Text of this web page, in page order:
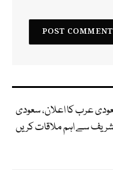
عرب کا اعلان، سعودی
شریف سے اہم ملاقات کریں